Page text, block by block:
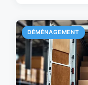
DÉMÉNAGEMENT